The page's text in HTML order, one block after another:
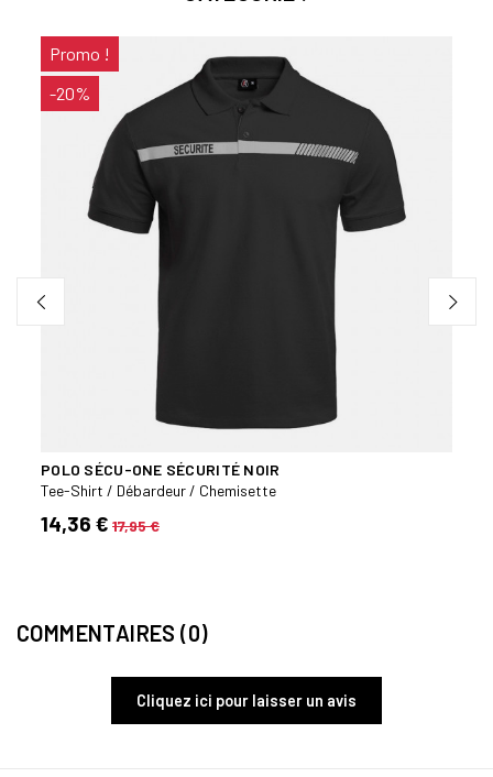
Promo !
-20%
POLO SÉCU-ONE SÉCURITÉ NOIR
Tee-Shirt / Débardeur / Chemisette
14,36 € 17,95 €
COMMENTAIRES (0)
Cliquez ici pour laisser un avis